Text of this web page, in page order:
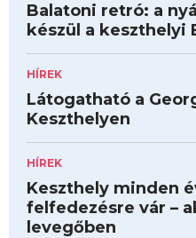
Balatoni retró: a
készül a keszthelyi
HÍREK
Látogatható a
Keszthelyen
HÍREK
Keszthely minden
felfedezésre vár –
levegőben